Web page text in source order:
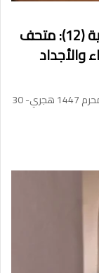
مبادرة الوفاق| معالم الكويت الثقافية (12): متحف
والأجداد
جريدة الوفاق – السنة الثانية (العدد 317) – الاثنين 5 محرم 1447 هجري- 30